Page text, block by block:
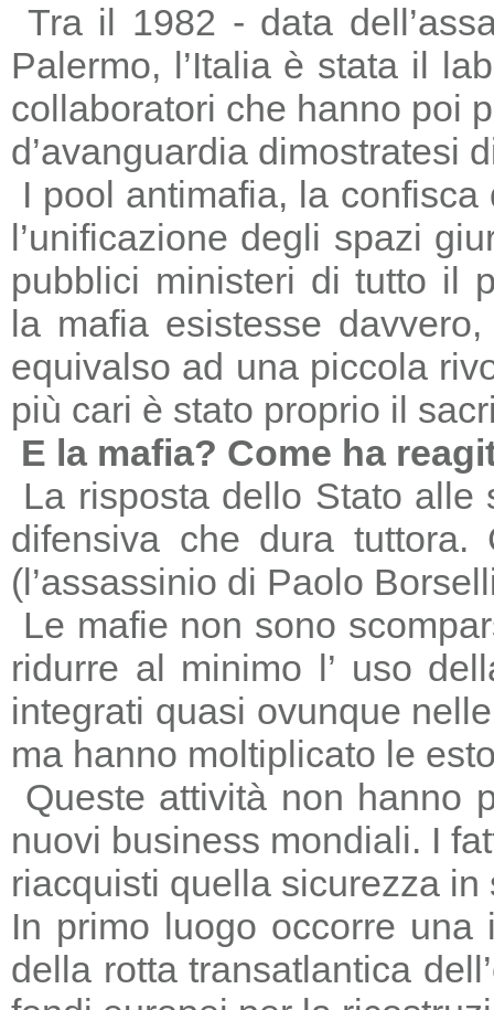
Tra il 1982 - data
Palermo, l’Italia è stata il
collaboratori che hanno poi
d’avanguardia dimostratesi
I pool antimafia, la
l’unificazione degli spazi
pubblici ministeri di tutto il
la mafia esistesse
equivalso ad una piccola
più cari è stato proprio il
E la mafia? Come ha
La risposta dello Stato alle
difensiva che dura
(l’assassinio di Paolo
Le mafie non sono
ridurre al minimo l’ uso
integrati quasi ovunque
ma hanno moltiplicato le
Queste attività non hanno
nuovi business mondiali. I
riacquisti quella sicurezza
In primo luogo occorre
della rotta transatlantica